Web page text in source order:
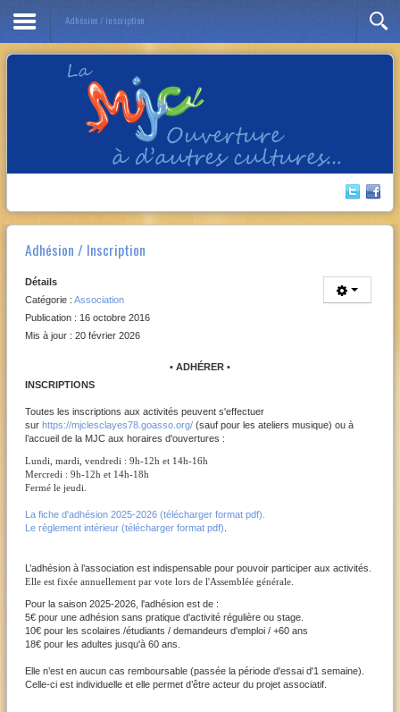
Adhésion / inscription
Adhésion / Inscription
Détails
Catégorie : Association
Publication : 16 octobre 2016
Mis à jour : 20 février 2026
• ADHÉRER •
INSCRIPTIONS
Toutes les inscriptions aux activités peuvent s'effectuer
sur https://mjclesclayes78.goasso.org/ (sauf pour les ateliers musique) ou à
l’accueil de la MJC aux horaires d'ouvertures :
Lundi, mardi, vendredi : 9h-12h et 14h-16h
Mercredi : 9h-12h et 14h-18h
Fermé le jeudi.
La fiche d'adhésion 2025-2026 (télécharger format pdf).
Le règlement intérieur (télécharger format pdf)
L’adhésion à l’association est indispensable pour pouvoir participer aux activités.
Elle est fixée annuellement par vote lors de l'Assemblée générale.
Pour la saison 2025-2026, l'adhésion est de :
5€ pour une adhésion sans pratique d'activité régulière ou stage.
10€ pour les scolaires /étudiants / demandeurs d'emploi / +60 ans
18€ pour les adultes jusqu'à 60 ans.
Elle n’est en aucun cas remboursable (passée la période d'essai d'1 semaine).
Celle-ci est individuelle et elle permet d’être acteur du projet associatif.